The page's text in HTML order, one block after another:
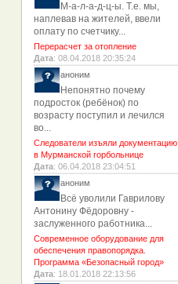
М-а-л-а-д-ц-ы. Т.е. мы,
наплевав на жителей, ввели
оплату по счетчику...
Перерасчет за отопление
Дата: 08.04.2018 20:35:24
аноним
Непонятно почему
подросток (ребёнок) по
возрасту поступил и лечился
во...
Следователи изъяли документацию
в Мурманской горбольнице
Дата: 06.04.2018 23:04:51
аноним
Всё уволили Гаврилову
Антонину Фёдоровну -
заслуженного работника...
Современное оборудование для
обеспечения правопорядка.
Программа «Безопасный город»
Дата: 18.01.2018 22:13:56